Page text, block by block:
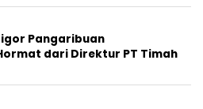
Pangaribuan
dari Direktur PT Timah